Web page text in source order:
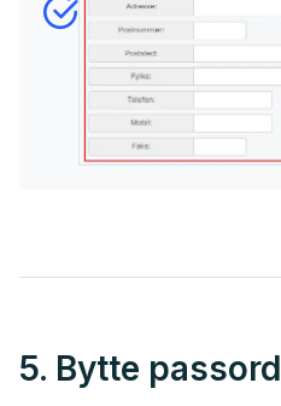
5. Bytte passord